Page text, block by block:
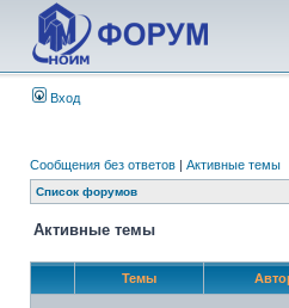
Вход
Сообщения без ответов | Активные темы
Список форумов
Активные темы
Темы